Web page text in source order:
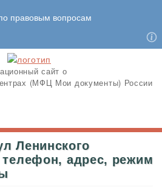
сайт о
(МФЦ Мои документы) России
Ленинского
адрес, режим